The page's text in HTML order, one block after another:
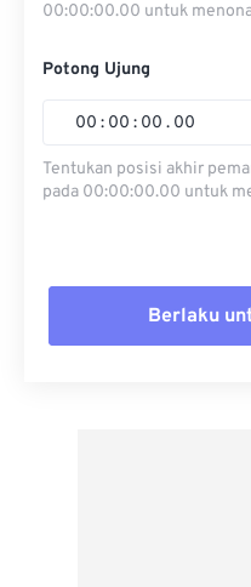
00:00:00.00 untuk
Potong Ujung
00 : 00 : 00 . 00
Tentukan posisi akhir
pada 00:00:00.00 untuk
Berlaku